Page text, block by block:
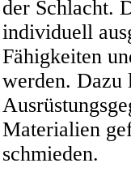
der Schlacht.
individuell
Fähigkeiten
werden. Dazu
Materialien
schmieden.